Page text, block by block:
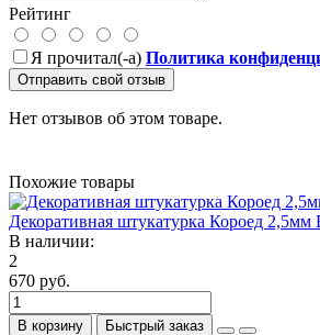
Рейтинг
Я прочитал(-а) Политика
Отправить свой отзыв
Нет отзывов об этом товаре.
Похожие товары
Декоративная штукатурка Короед 2,5мм
В наличии:
2
670 руб.
В корзину Быстрый заказ